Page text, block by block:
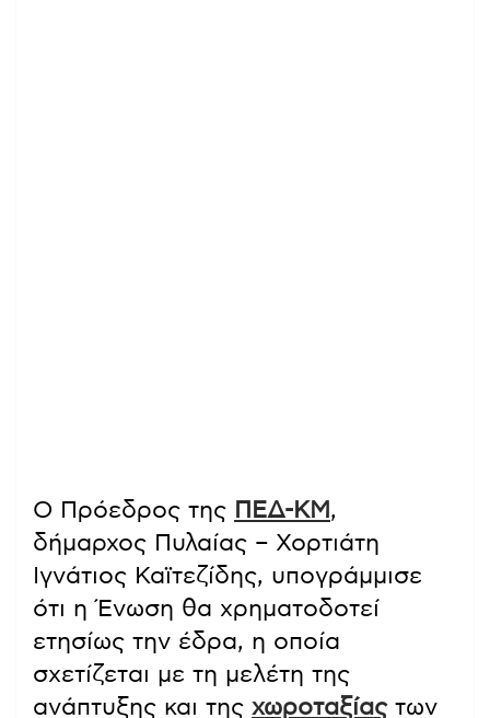
Ο Πρόεδρος της ΠΕΔ-ΚΜ,
δήμαρχος Πυλαίας – Χορτιάτη
Ιγνάτιος Καϊτεζίδης, υπογράμμισε
ότι η Ένωση θα χρηματοδοτεί
ετησίως την έδρα, η οποία
σχετίζεται με τη μελέτη της
ανάπτυξης και της χωροταξίαςτων